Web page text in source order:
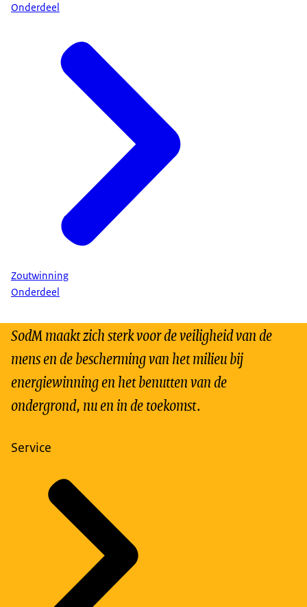
Onderdeel
Zoutwinning
Onderdeel
SodM maakt zich sterk voor de veiligheid van de
mens en de bescherming van het milieu bij
energiewinning en het benutten van de
ondergrond, nu en in de toekomst.
Service